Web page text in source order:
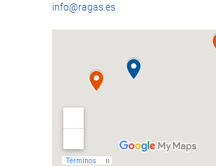
info@ragas.es